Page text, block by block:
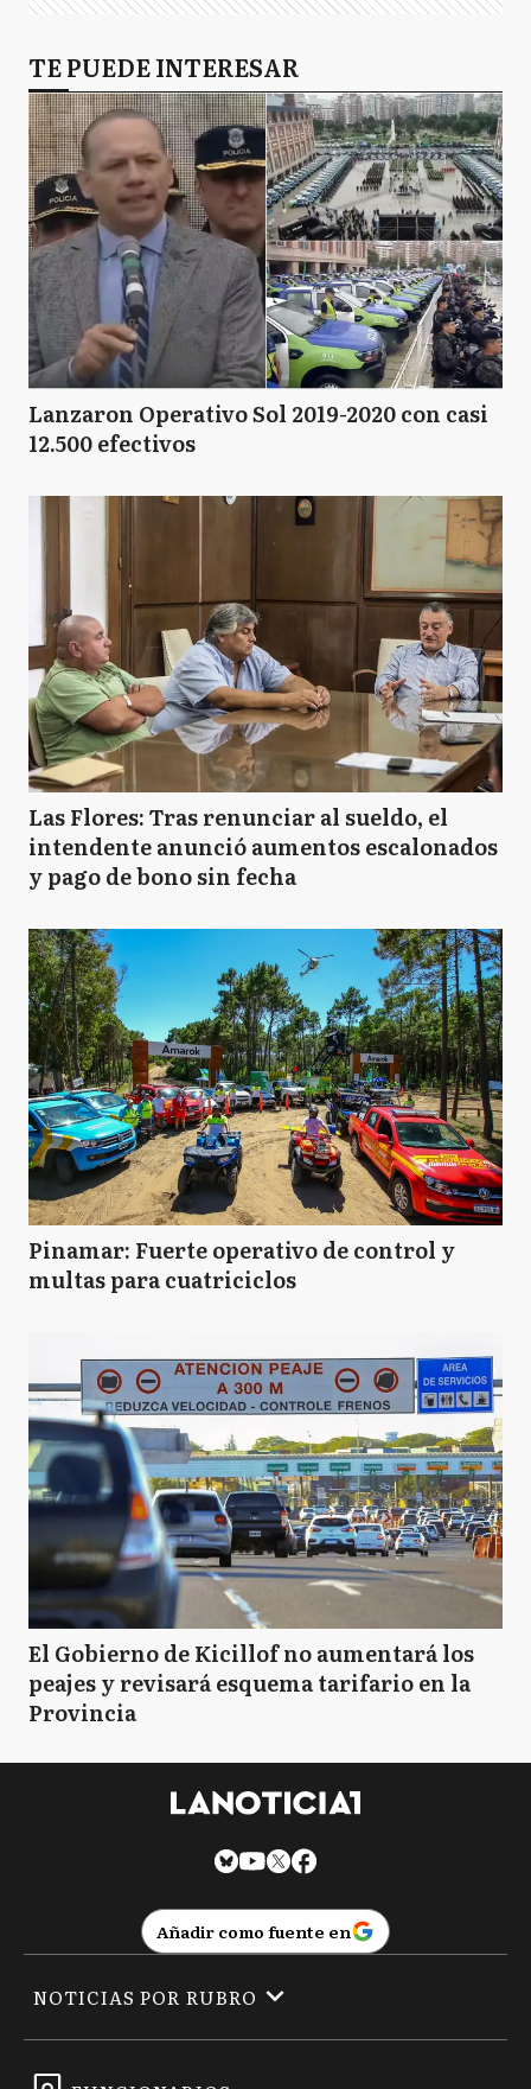
TE PUEDE INTERESAR
Lanzaron Operativo Sol 2019-2020 con casi
12.500 efectivos
Las Flores: Tras renunciar al sueldo, el
intendente anunció aumentos escalonados
y pago de bono sin fecha
Pinamar: Fuerte operativo de control y
multas para cuatriciclos
El Gobierno de Kicillof no aumentará los
peajes y revisará esquema tarifario en la
Provincia
Añadir como fuente en
NOTICIAS POR RUBRO